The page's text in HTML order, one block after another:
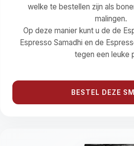
welke te bestellen zijn als
malingen.
Op deze manier kunt u de de
Espresso Samadhi en de
tegen een leuke
BESTEL DEZE